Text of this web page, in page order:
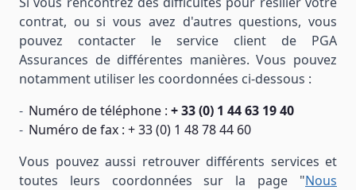
contrat, ou si vous avez d'autres questions, vous
pouvez contacter le service client de PGA
Assurances de différentes manières. Vous pouvez
notamment utiliser les coordonnées ci-dessous :
Numéro de téléphone : + 33 (0) 1 44 63 19 40
Numéro de fax : + 33 (0) 1 48 78 44 60
Vous pouvez aussi retrouver différents services et
toutes leurs coordonnées sur la page "Nous